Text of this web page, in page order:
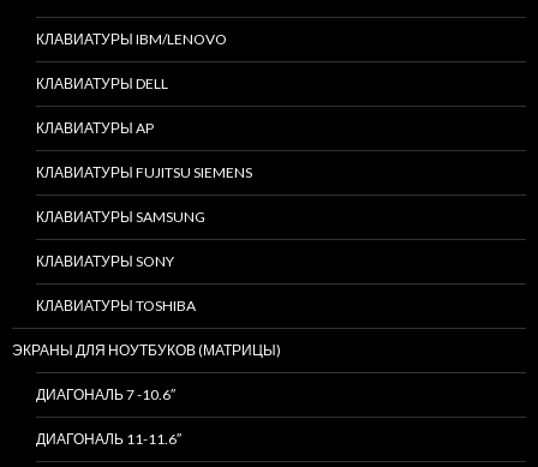
КЛАВИАТУРЫ IBM/LENOVO
КЛАВИАТУРЫ DELL
КЛАВИАТУРЫ AP
КЛАВИАТУРЫ FUJITSU SIEMENS
КЛАВИАТУРЫ SAMSUNG
КЛАВИАТУРЫ SONY
КЛАВИАТУРЫ TOSHIBA
ЭКРАНЫ ДЛЯ НОУТБУКОВ (МАТРИЦЫ)
ДИАГОНАЛЬ 7 -10.6″
ДИАГОНАЛЬ 11-11.6″